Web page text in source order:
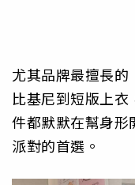
尤其品牌最擅長
比基尼到短版上
件都默默在幫身形
派對的首選。